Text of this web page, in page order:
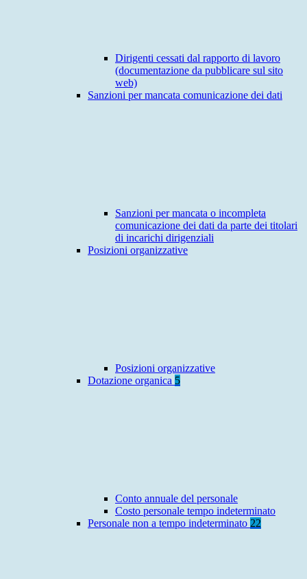
Dirigenti cessati dal rapporto di lavoro
(documentazione da pubblicare sul sito
web)
Sanzioni per mancata comunicazione dei dati
Sanzioni per mancata o incompleta
comunicazione dei dati da parte dei titolari
di incarichi dirigenziali
Posizioni organizzative
Posizioni organizzative
Dotazione organica 5
Conto annuale del personale
Costo personale tempo indeterminato
Personale non a tempo indeterminato 22